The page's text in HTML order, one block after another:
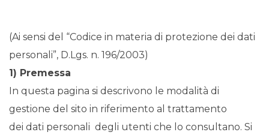
(Ai sensi del “Codice in materia di protezione dei dati
personali”, D.Lgs. n. 196/2003)
1) Premessa
In questa pagina si descrivono le modalità di
gestione del sito in riferimento al trattamento
dei dati personali degli utenti che lo consultano. Si